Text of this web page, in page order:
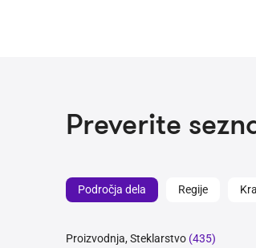
Preverite
Področja dela Regije
Proizvodnja, Steklarstvo (435)